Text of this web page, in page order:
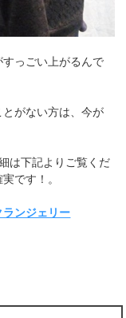
っごい上がるんで
がない方は、今が
は下記よりご覧くだ
です！。
ンジェリー